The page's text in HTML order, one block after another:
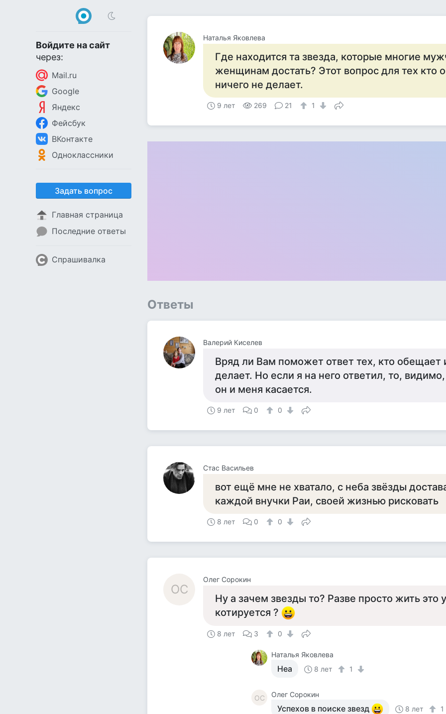
Войдите на сайт
через:
Mail.ru
Google
Яндекс
Фейсбук
ВКонтакте
Одноклассники
Задать вопрос
Главная страница
Последние ответы
Спрашивалка
Наталья Яковлева
Где находится та звезда, которые многие
женщинам достать? Этот вопрос для тех кто
ничего не делает.
9 лет 269 21 1
Ответы
Валерий Киселев
Вряд ли Вам поможет ответ тех, кто обещает
делает. Но если я на него ответил, то,
он и меня касается.
9 лет 0 0
Стас Васильев
вот ещё мне не хватало, с неба звёзды
каждой внучки Раи, своей жизнью рисковать
8 лет 0 0
ОС
Олег Сорокин
Ну а зачем звезды то? Разве просто жить это
котируется ?
8 лет 3 0
Наталья Яковлева
Неа 8 лет 1
ОС Олег Сорокин
Успехов в поиске звезд 8 лет 1